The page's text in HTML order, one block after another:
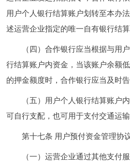
用户个人银行结算账户划转至本办
述运营企业指定的唯一自有银行结算
（四）合作银行应当根据与用户
行结算账户内资金，当该账户余额
的押金额度时，合作银行应当及时
（五）用户个人银行结算账户内
可自行支配，也可用于支付交通运
第十七条 用户预付资金管理协议
（一）运营企业通过其他支付服